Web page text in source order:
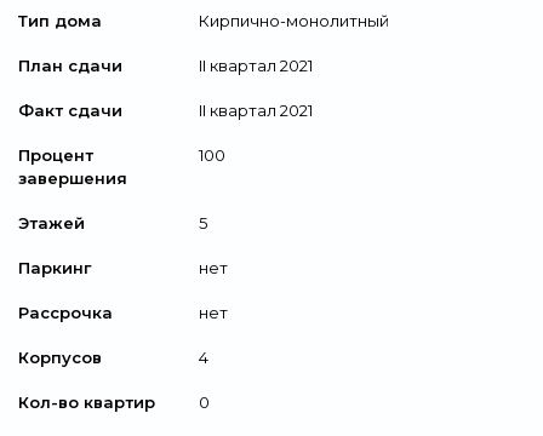
Тип дома Кирпично-монолитный
План сдачи II квартал 2021
Факт сдачи II квартал 2021
Процент
завершения
100
Этажей 5
Паркинг нет
Рассрочка нет
Корпусов 4
Кол-во квартир 0